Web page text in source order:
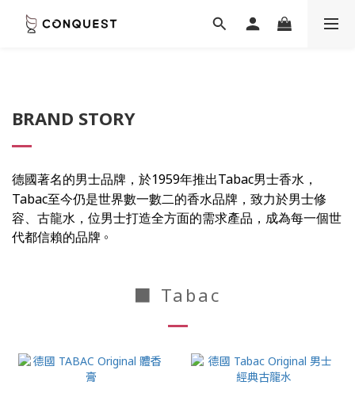
BRAND STORY
德國著名的男士品牌，於1959年推出Tabac男士香水，
Tabac至今仍是世界數一數二的香水品牌，致力於男士修
容、古龍水，位男士打造全方面的需求產品，成為每一個世
代都信賴的品牌 。
■ Tabac